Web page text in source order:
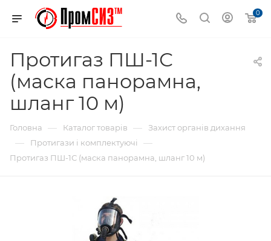
0
Протигаз ПШ-1С
(маска панорамна,
шланг 10 м)
Головна — Каталог товарів — Захист органів дихання
— Протигази і комплектуючі —
Протигаз ПШ-1С (маска панорамна, шланг 10 м)